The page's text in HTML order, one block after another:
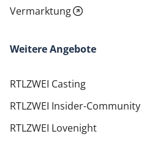
Vermarktung
Weitere Angebote
RTLZWEI Casting
RTLZWEI Insider-Community
RTLZWEI Lovenight